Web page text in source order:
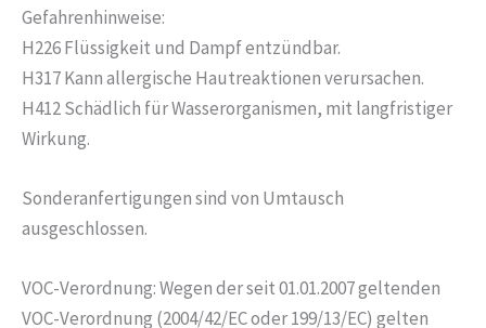
Gefahrenhinweise:
H226 Flüssigkeit und Dampf entzündbar.
H317 Kann allergische Hautreaktionen verursachen.
H412 Schädlich für Wasserorganismen, mit langfristiger
Wirkung.
Sonderanfertigungen sind von Umtausch
ausgeschlossen.
VOC-Verordnung: Wegen der seit 01.01.2007 geltenden
VOC-Verordnung (2004/42/EC oder 199/13/EC) gelten